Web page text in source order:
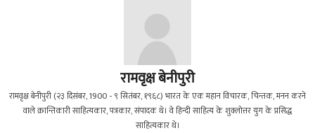
रामवृक्ष बेनीपुरी
रामवृक्ष बेनीपुरी (२३ दिसंबर, 1900 - ९ सितंबर, १९६८) भारत के एक महान विचारक, चिन्तक, मनन करने
वाले क्रान्तिकारी साहित्यकार, पत्रकार, संपादक थे। वे हिन्दी साहित्य के शुक्लोत्तर युग के प्रसिद्ध
साहित्यकार थे।